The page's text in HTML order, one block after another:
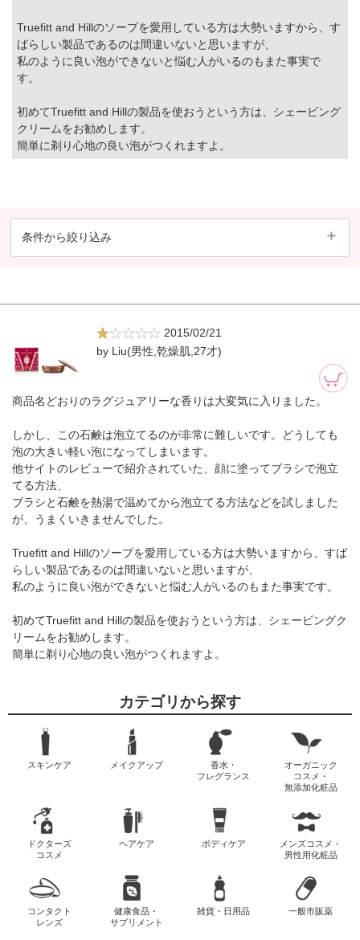
Truefitt and Hillのソープを愛用している方は大勢いますから、す
ばらしい製品であるのは間違いないと思いますが、
私のように良い泡ができないと悩む人がいるのもまた事実で
す。
初めてTruefitt and Hillの製品を使おうという方は、シェービング
クリームをお勧めします。
簡単に剃り心地の良い泡がつくれますよ。
条件から絞り込み
2015/02/21
by Liu(男性,乾燥肌,27才)
商品名どおりのラグジュアリーな香りは大変気に入りました。
しかし、この石鹸は泡立てるのが非常に難しいです。どうしても
泡の大きい軽い泡になってしまいます。
他サイトのレビューで紹介されていた、顔に塗ってブラシで泡立
てる方法、
ブラシと石鹸を熱湯で温めてから泡立てる方法などを試しました
が、うまくいきませんでした。
Truefitt and Hillのソープを愛用している方は大勢いますから、すば
らしい製品であるのは間違いないと思いますが、
私のように良い泡ができないと悩む人がいるのもまた事実です。
初めてTruefitt and Hillの製品を使おうという方は、シェービングク
リームをお勧めします。
簡単に剃り心地の良い泡がつくれますよ。
カテゴリから探す
スキンケア メイクアップ
香水・
フレグランス
オーガニック
コスメ・
無添加化粧品
ドクターズ
コスメ
ヘアケア ボディケア
メンズコスメ・
男性用化粧品
コンタクト
レンズ
健康食品・
サプリメント
雑貨・日用品 一般市販薬